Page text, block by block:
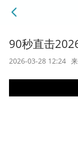
90秒直击
2026-03-28 12:24